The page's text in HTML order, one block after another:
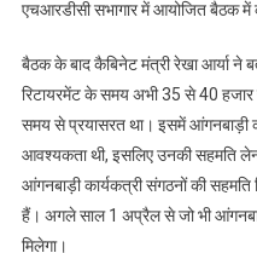
एचआरडीसी सभागार में आयोजित बैठक में
बैठक के बाद कैबिनेट मंत्री रेखा आर्या ने
रिटायरमेंट के समय अभी 35 से 40 हजार
समय से प्रयासरत था। इसमें आंगनबाड़ी
आवश्यकता थी, इसलिए उनकी सहमति
आंगनबाड़ी कार्यकत्री संगठनों की सहमति
हैं। अगले साल 1 अप्रैल से जो भी
मिलेगा।